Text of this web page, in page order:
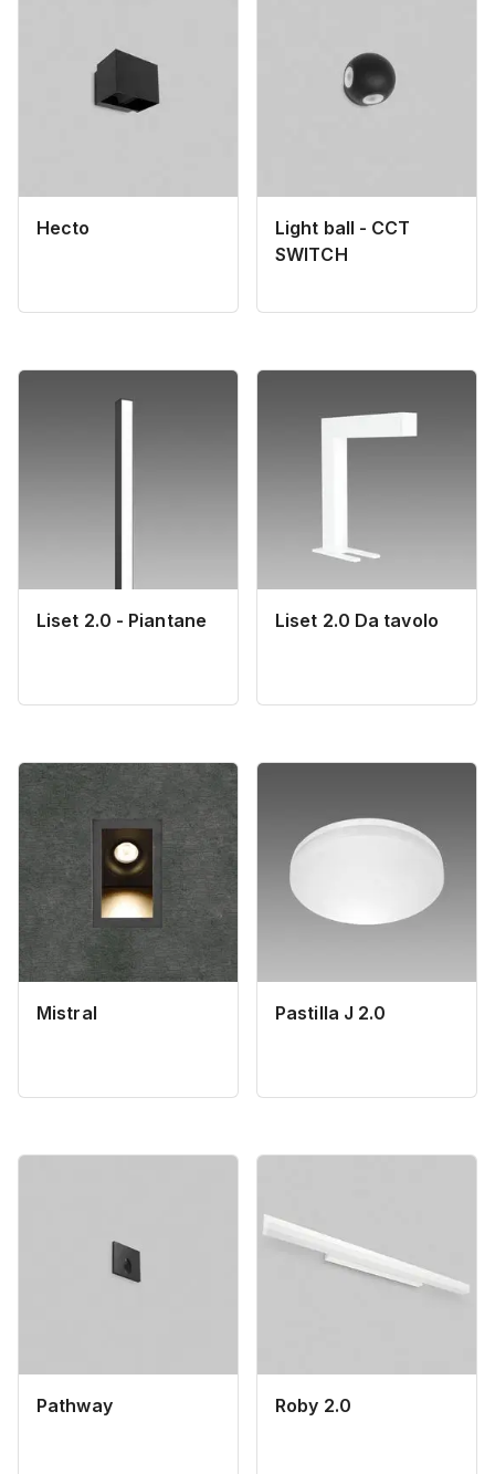
Hecto
Light ball - CCT
SWITCH
Liset 2.0 - Piantane Liset 2.0 Da tavolo
Mistral Pastilla J 2.0
Pathway Roby 2.0